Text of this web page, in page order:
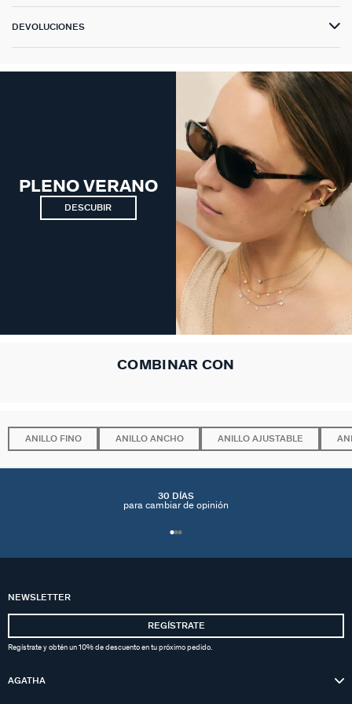
DEVOLUCIONES
PLENO VERANO
DESCUBIR
COMBINAR CON
ANILLO FINO ANILLO ANCHO ANILLO AJUSTABLE
30 DÍAS
para cambiar de opinión
NEWSLETTER
REGÍSTRATE
Regístrate y obtén un 10% de descuento en tu próximo pedido.
AGATHA